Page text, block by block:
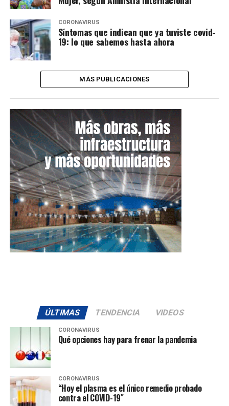
CORONAVIRUS
Síntomas que indican que ya tuviste covid-
19: lo que sabemos hasta ahora
MÁS PUBLICACIONES
ÚLTIMAS TENDENCIA VIDEOS
CORONAVIRUS
Qué opciones hay para frenar la pandemia
CORONAVIRUS
“Hoy el plasma es el único remedio probado
contra el COVID-19″